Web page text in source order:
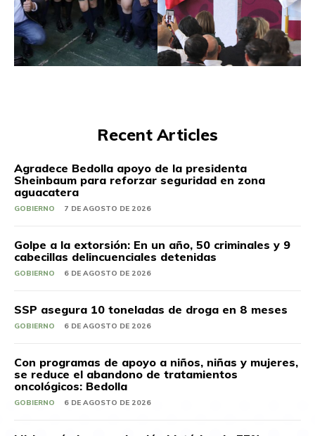
Recent Articles
Agradece Bedolla apoyo de la presidenta
Sheinbaum para reforzar seguridad en zona
aguacatera
GOBIERNO 7 DE AGOSTO DE 2026
Golpe a la extorsión: En un año, 50 criminales y 9
cabecillas delincuenciales detenidas
GOBIERNO 6 DE AGOSTO DE 2026
SSP asegura 10 toneladas de droga en 8 meses
GOBIERNO 6 DE AGOSTO DE 2026
Con programas de apoyo a niños, niñas y mujeres,
se reduce el abandono de tratamientos
oncológicos: Bedolla
GOBIERNO 6 DE AGOSTO DE 2026